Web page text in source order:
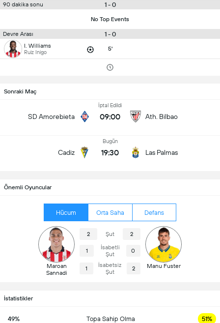
90 dakika sonu 1 - 0
No Top Events
Devre Arası 1 - 0
I. Williams
Ruiz Inigo 5'
Sonraki Maç
SD Amorebieta
İptal Edildi
09:00 Ath. Bilbao
Cadiz
Bugün
19:30 Las Palmas
Önemli Oyuncular
Hücum Orta Saha Defans
Maroan
Sannadi
2 Şut 2
1
İsabetli
Şut
0
1
İsabetsiz
Şut
2 Manu Fuster
İstatistikler
49% Topa Sahip Olma 51%